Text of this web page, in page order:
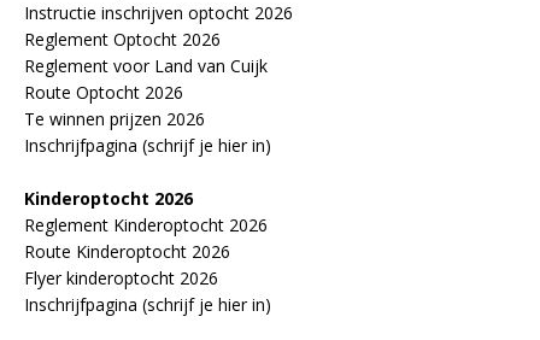
Instructie inschrijven optocht 2026
Reglement Optocht 2026
Reglement voor Land van Cuijk
Route Optocht 2026
Te winnen prijzen 2026
Inschrijfpagina (schrijf je hier in)
Kinderoptocht 2026
Reglement Kinderoptocht 2026
Route Kinderoptocht 2026
Flyer kinderoptocht 2026
Inschrijfpagina (schrijf je hier in)